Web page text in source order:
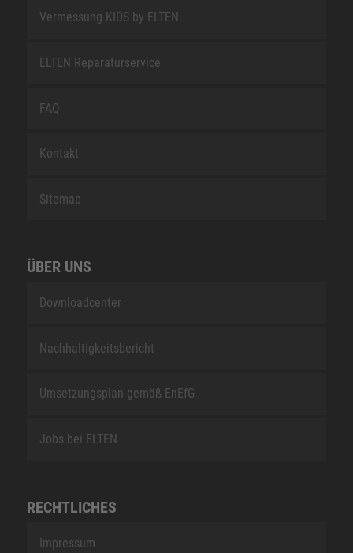
Vermessung KIDS by ELTEN
ELTEN Reparaturservice
FAQ
Kontakt
Sitemap
ÜBER UNS
Downloadcenter
Nachhaltigkeitsbericht
Umsetzungsplan gemäß EnEfG
Jobs bei ELTEN
RECHTLICHES
Impressum